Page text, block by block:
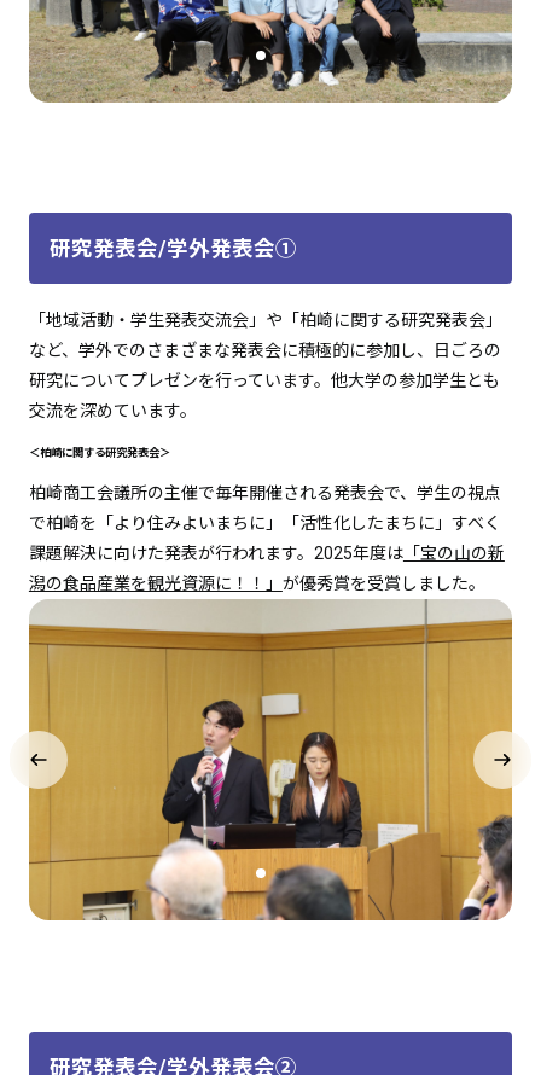
研究発表会/学外発表会①
「地域活動・学生発表交流会」や「柏崎に関する研究発表会」
など、学外でのさまざまな発表会に積極的に参加し、日ごろの
研究についてプレゼンを行っています。他大学の参加学生とも
交流を深めています。
＜柏崎に関する研究発表会＞
柏崎商工会議所の主催で毎年開催される発表会で、学生の視点
で柏崎を「より住みよいまちに」「活性化したまちに」すべく
課題解決に向けた発表が行われます。2025年度は「宝の山の新
潟の食品産業を観光資源に！！」 が優秀賞を受賞しました。
研究発表会/学外発表会②